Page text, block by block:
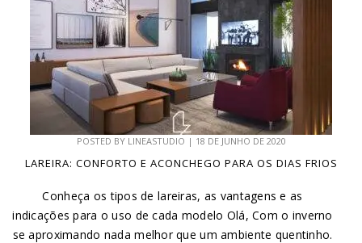
POSTED BY LINEASTUDIO | 18 DE JUNHO DE 2020
LAREIRA: CONFORTO E ACONCHEGO PARA OS DIAS FRIOS
Conheça os tipos de lareiras, as vantagens e as
indicações para o uso de cada modelo Olá, Com o inverno
se aproximando nada melhor que um ambiente quentinho.